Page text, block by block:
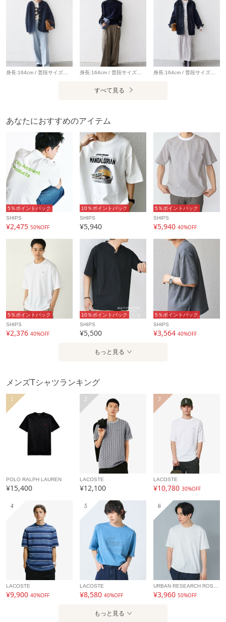
ウェットシャツまで展開し、日本のマーケットでは
「POWER-T」が有名。肉厚な生地と独特なボックスシルエッ
トが特徴です。
※ウォッシュ加工により色の出方に若干の個体差がございま
す。予めご了承ください。
※撮影環境による光の当たり具合やパソコン・スマートフォ
ンなどの閲覧環境によって、実際の色味と異なって見える場
合があります。
あらかじめご了承ください。商品の色味は商品単体で撮影し
た画像をご参照ください。
※画像の商品はサンプルです。
実際の商品と仕様、加工、サイズが若干異なる場合がござい
アイテム情報
配送料
全国一律715円（税込）
（税込5,000円以上ご購入で送料無料）
商品コード 712140051
性別タイプ メンズ
トップス Tシャツ
すべて見る
あなたにおすすめのアイテム
5％ポイントバック
SHIPS
¥2,475 50%OFF
10％ポイントバック
SHIPS
¥5,940
5％ポイントバック
SHIPS
¥5,940 40%OFF
5％ポイントバック
SHIPS
¥2,376 40%OFF
10％ポイントバック
SHIPS
¥5,500
5％ポイントバック
SHIPS
¥3,564 40%OFF
もっと見る
メンズTシャツランキング
1
POLO RALPH LAUREN
¥15,400
2
LACOSTE
¥12,100
3
LACOSTE
¥10,78030%OFF
4
LACOSTE
¥9,900 40%OFF
5
LACOSTE
¥8,58040%OFF
6
URBAN RESEARCH ROSSO
¥3,96050%OFF
もっと見る